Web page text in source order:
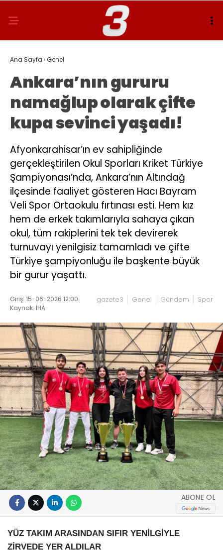
Ana Sayfa ›Genel
Ankara’nın gururu
namağlup olarak çifte
kupa sevinci yaşadı!
Afyonkarahisar’ın ev sahipliğinde
gerçekleştirilen Okul Sporları Kriket Türkiye
Şampiyonası’nda, Ankara’nın Altındağ
ilçesinde faaliyet gösteren Hacı Bayram
Veli Spor Ortaokulu fırtınası esti. Hem kız
hem de erkek takımlarıyla sahaya çıkan
okul, tüm rakiplerini tek tek devirerek
turnuvayı yenilgisiz tamamladı ve çifte
Türkiye şampiyonluğu ile başkente büyük
bir gurur yaşattı.
Giriş: 15-06-2026 12:00
Kaynak: İHA
gazete3 Genel Gündem Spor
ABONE OL
YÜZ TAKIM ARASINDAN SIFIR YENİLGİYLE
ZİRVEDE YER ALDILAR